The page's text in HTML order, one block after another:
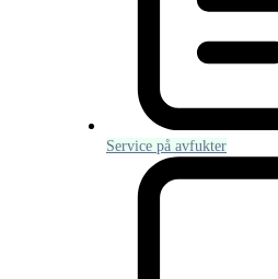
Service på avfukter